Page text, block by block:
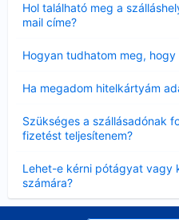
Hol található meg a
mail címe?
Hogyan tudhatom meg,
Ha megadom hitelkártyám
Szükséges a szállásadónak
fizetést teljesítenem?
Lehet-e kérni pótágyat vagy
számára?